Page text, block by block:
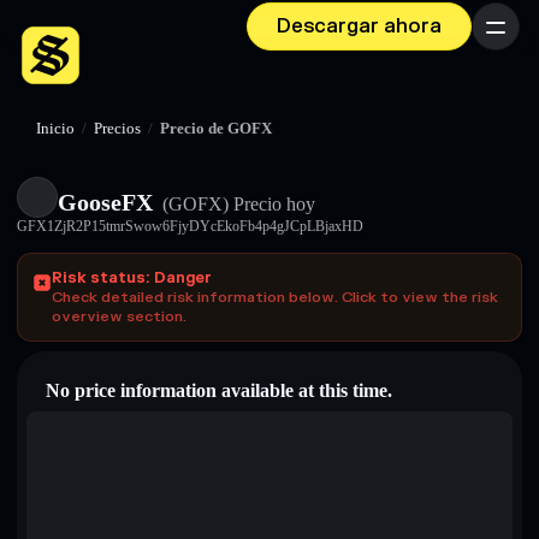
Descargar ahora Menú
Inicio / Precios / Precio de GOFX
GooseFX (GOFX) Precio hoy
GFX1ZjR2P15tmrSwow6FjyDYcEkoFb4p4gJCpLBjaxHD
Risk status: Danger
Check detailed risk information below. Click to view the risk
overview section.
No price information available at this time.